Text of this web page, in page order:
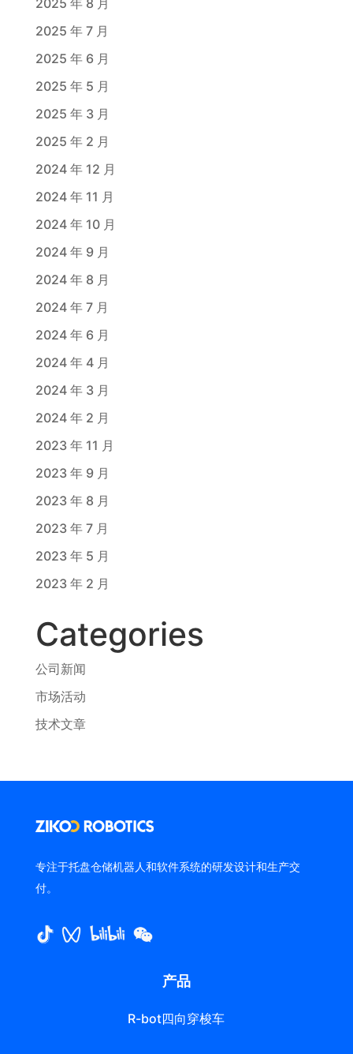
2025 年 7 月
2025 年 6 月
2025 年 5 月
2025 年 3 月
2025 年 2 月
2024 年 12 月
2024 年 11 月
2024 年 10 月
2024 年 9 月
2024 年 8 月
2024 年 7 月
2024 年 6 月
2024 年 4 月
2024 年 3 月
2024 年 2 月
2023 年 11 月
2023 年 9 月
2023 年 8 月
2023 年 7 月
2023 年 5 月
2023 年 2 月
Categories
公司新闻
市场活动
技术文章
专注于托盘仓储机器人和软件系统的研发设计和生产交
付。
产品
R-bot四向穿梭车